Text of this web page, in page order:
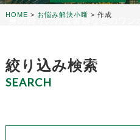
身の回りの行政書類などのワ
ネになる小噺を
HOME > お悩み解決小噺 > 作成
絞り込み検索
SEARCH